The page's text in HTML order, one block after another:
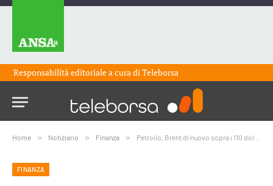
Responsabilità editoriale a cura diTeleborsa
Home » Notiziario » Finanza » Petrolio, Brent di nuovo sopra i 110 dollari: aumentano i timori su tregua Usa-Iran
FINANZA